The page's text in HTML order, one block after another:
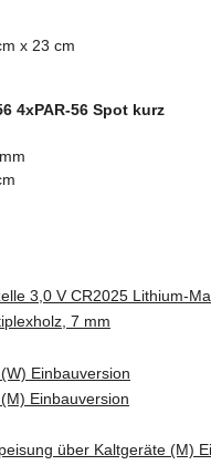
x 23 cm
4xPAR-56 Spot kurz
3,0 V CR2025 Lithium-
7 mm
Einbauversion
Einbauversion
über Kaltgeräte (M)